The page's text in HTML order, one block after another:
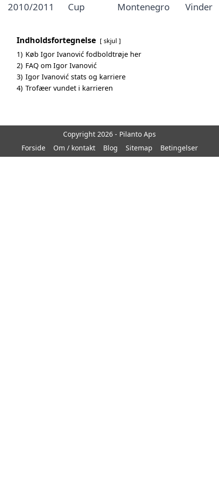
2010/2011 Cup Montenegro Vinder
Indholdsfortegnelse skjul
1) Køb Igor Ivanović fodboldtrøje her
2) FAQ om Igor Ivanović
3) Igor Ivanović stats og karriere
4) Trofæer vundet i karrieren
Copyright 2026 - Pilanto Aps
Forside
Om / kontakt Blog Sitemap Betingelser